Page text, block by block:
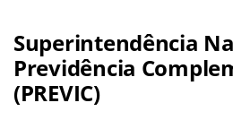
Superintendência
Previdência
(PREVIC)